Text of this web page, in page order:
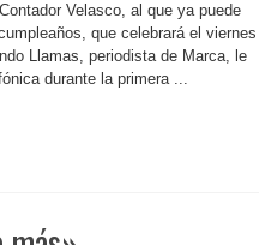
Velasco, al que ya puede
que celebrará el viernes
Llamas, periodista de Marca, le
durante la primera ...